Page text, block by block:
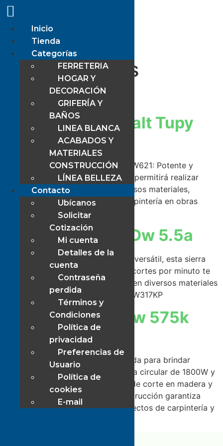
Etiqueta:
Herramientas
eléctricas.
Rebajadora Dewalt Tupy
2hp
Rebajadora o fresadora DeWalt DW621: Potente y
precisa, esta máquina con 2HP te permitirá realizar
cortes precisos y rebajes en diversos materiales,
convirtiendo tus proyectos de carpintería en obras
maestras. DW621
Sierra Caladora Dw 5.5a
Sierra caladora DeWalt: Potente y versátil, esta sierra
caladora de 5.5 amperios y 3100 cortes por minuto te
permitirá realizar cortes precisos en diversos materiales
como madera, metal y plástico. DW317KP
Sierra Circular Dw 575k
71/4 1800w
Sierra circular DW DeWalt: Diseñada para brindar
precisión y rendimiento, esta sierra circular de 1800W y
5200 RPM es ideal para trabajos de corte en madera y
otros materiales. Su robusta construcción garantiza
resultados excepcionales en proyectos de carpintería y
Inicio
Tienda
Categorías
FERRETERIA
HOGAR Y
DECORACIÓN
GRIFERÍA Y
BAÑOS
LINEA BLANCA
ACABADOS Y
MATERIALES
CONSTRUCCIÓN
LÍNEA BELLEZA
Contacto
Ubícanos
Solicitar
Cotización
Mi cuenta
Detalles de la
cuenta
Contraseña
perdida
Términos y
Condiciones
Política de
privacidad
Preferencias de
Usuario
Política de
cookies
E-mail